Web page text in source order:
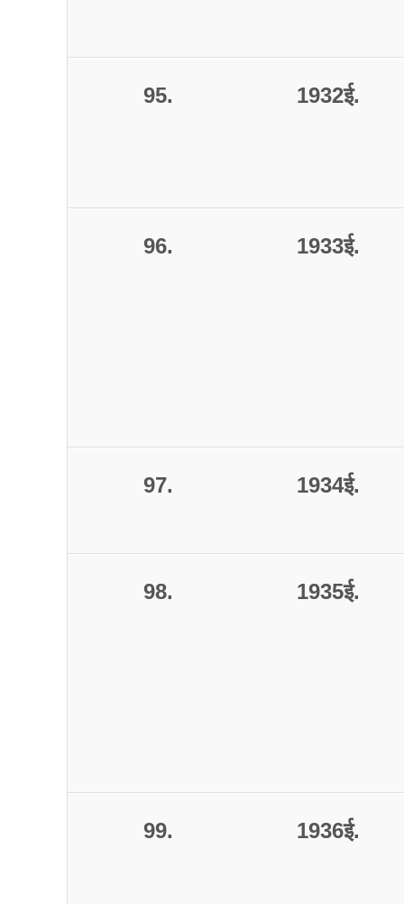
95. 1932ई.
96. 1933ई.
97. 1934ई.
98. 1935ई.
99. 1936ई.